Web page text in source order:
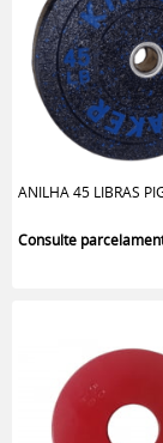
ANILHA 45 LIBRAS